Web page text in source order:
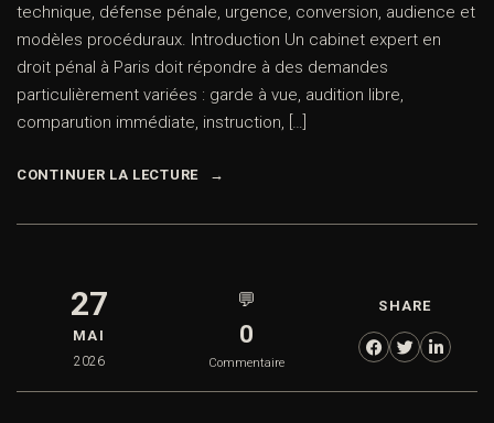
technique, défense pénale, urgence, conversion, audience et
modèles procéduraux. Introduction Un cabinet expert en
droit pénal à Paris doit répondre à des demandes
particulièrement variées : garde à vue, audition libre,
comparution immédiate, instruction, […]
CONTINUER LA LECTURE
27
MAI
2026
💬
0
Commentaire
SHARE